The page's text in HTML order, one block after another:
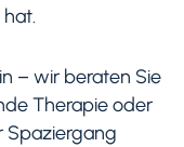
– wir beraten Sie
Therapie oder
Spaziergang